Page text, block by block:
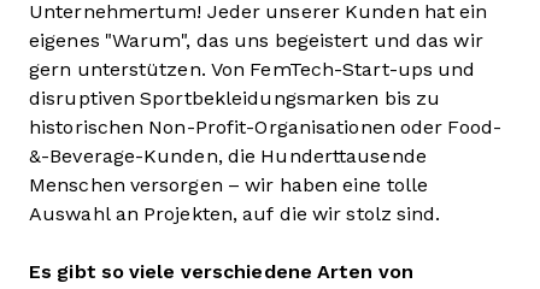
Unternehmertum! Jeder unserer Kunden hat ein
eigenes "Warum", das uns begeistert und das wir
gern unterstützen. Von FemTech-Start-ups und
disruptiven Sportbekleidungsmarken bis zu
historischen Non-Profit-Organisationen oder Food-
&-Beverage-Kunden, die Hunderttausende
Menschen versorgen – wir haben eine tolle
Auswahl an Projekten, auf die wir stolz sind.
Es gibt so viele verschiedene Arten von